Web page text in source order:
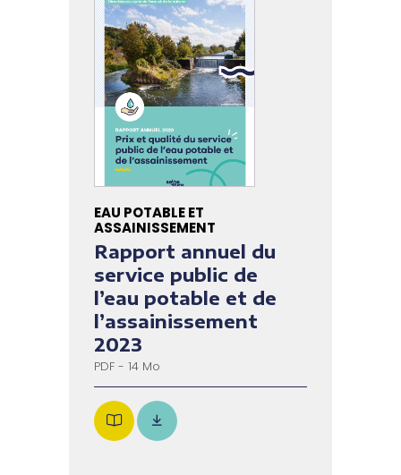
EAU POTABLE ET
ASSAINISSEMENT
Rapport annuel du
service public de
l’eau potable et de
l’assainissement
2023
PDF - 14 Mo